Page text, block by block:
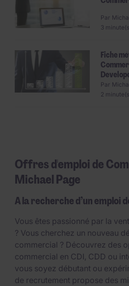
Par
3
Fiche
Par
2
Offres d'emploi de
Michael Page
A la recherche d’un emploi
Vous êtes passionné par la
? Vous cherchez un nouveau
commercial ? Découvrez des
commercial en CDI, CDD ou
vous soyez débutant ou
de recrutement propose des